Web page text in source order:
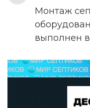
Монтаж
выполнен